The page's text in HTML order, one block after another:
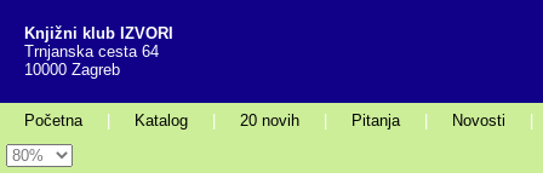
Knjižni klub IZVORI
Trnjanska cesta 64
10000 Zagreb
Početna Katalog 20 novih Pitanja Novosti